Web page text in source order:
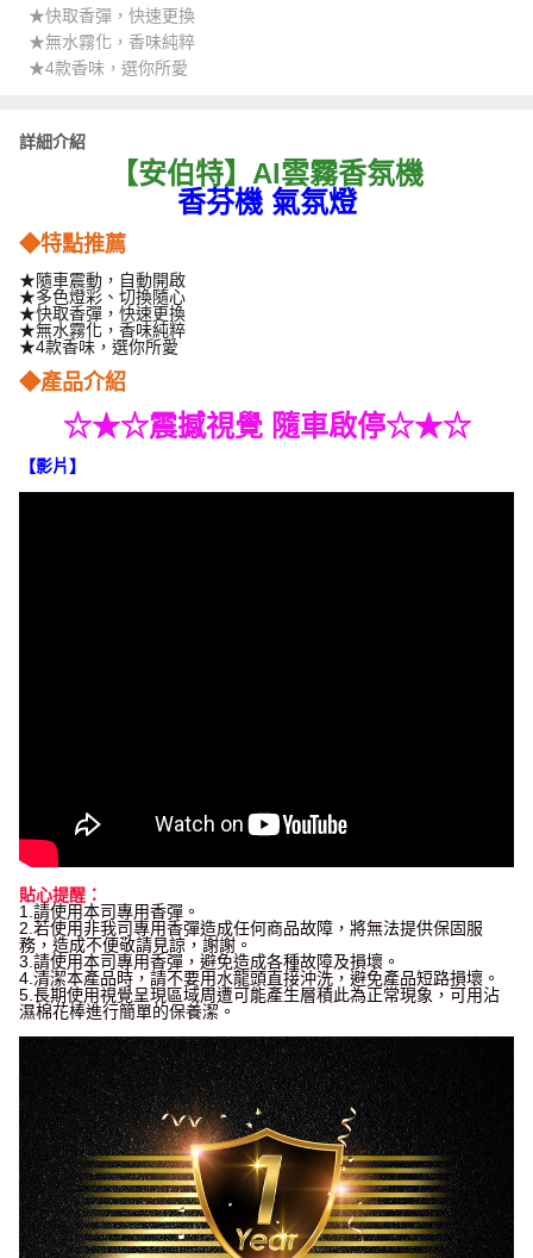
★快取香彈，快速更換
★無水霧化，香味純粹
★4款香味，選你所愛
詳細介紹
【安伯特】AI雲霧香氛機
香芬機 氣氛燈
◆特點推薦
★隨車震動，自動開啟
★多色燈彩、切換隨心
★快取香彈，快速更換
★無水霧化，香味純粹
★4款香味，選你所愛
◆產品介紹
☆★☆震撼視覺 隨車啟停☆★☆
【影片 】
貼心提醒：
1.請使用本司專用香彈。
2.若使用非我司專用香彈造成任何商品故障，將無法提供保固服
務，造成不便敬請見諒，謝謝。
3.請使用本司專用香彈，避免造成各種故障及損壞。
4.清潔本產品時，請不要用水龍頭直接沖洗，避免產品短路損壞。
5.長期使用視覺呈現區域周遭可能產生層積此為正常現象，可用沾
濕棉花棒進行簡單的保養潔。